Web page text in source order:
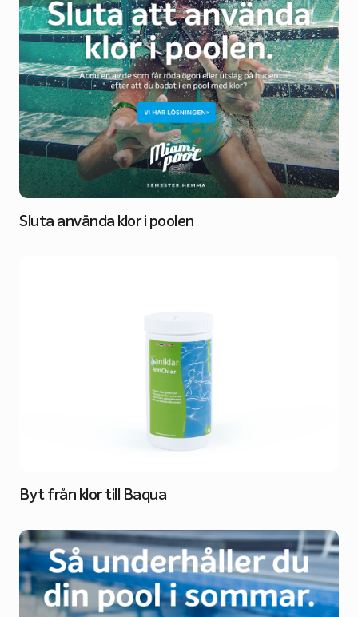
Sluta använda klor i poolen
Byt från klor till Baqua